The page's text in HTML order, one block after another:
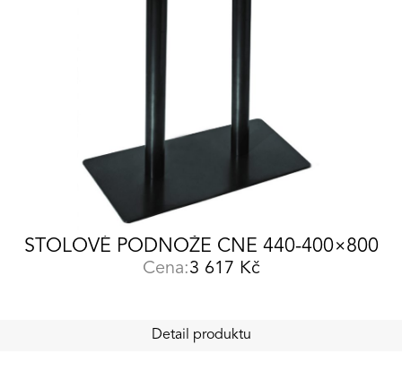
STOLOVÉ PODNOŽE CNE 440-400×800
Cena:3 617 Kč
Detail produktu